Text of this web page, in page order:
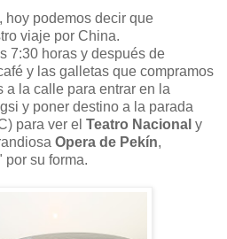
hoy podemos decir que
viaje por China.
7:30 horas y después de
y las galletas que compramos
a la calle para entrar en la
y poner destino a la parada
para ver el Teatro Nacional y
Opera de Pekín,
su forma.